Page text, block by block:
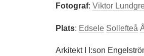
Fotograf: Viktor
Plats: Edsele Sollefteå
Arkitekt I I:son